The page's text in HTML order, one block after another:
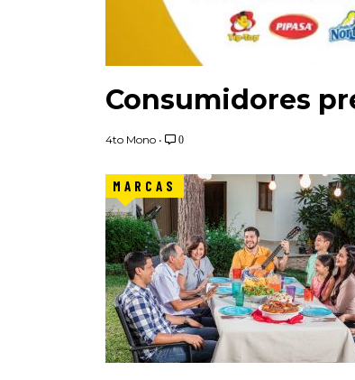
Consumidores
4to Mono • 0
MARCAS